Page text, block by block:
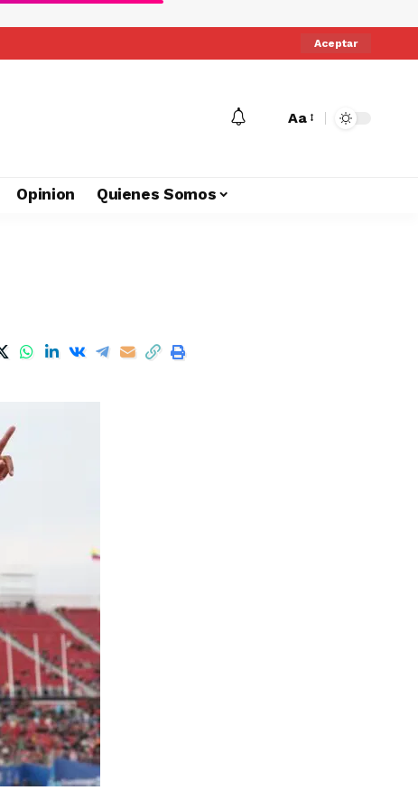
Aceptar
Aa
Opinion Quienes Somos